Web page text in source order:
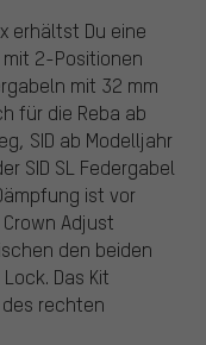
erhältst Du eine
mit 2-Positionen
mit 32 mm
für die Reba ab
SID ab Modelljahr
SID SL Federgabel
ist vor
Adjust
den beiden
Das Kit
rechten